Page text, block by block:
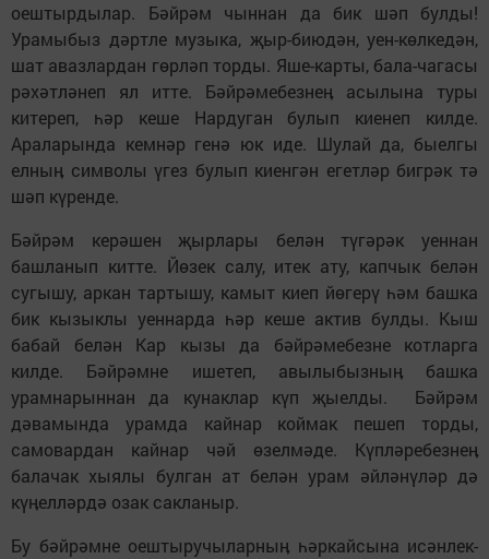
оештырдылар. Бәйрәм чыннан да бик шәп булды!
Урамыбыз дәртле музыка, җыр-биюдән, уен-көлкедән,
шат авазлардан гөрләп торды. Яше-карты, бала-чагасы
рәхәтләнеп ял итте. Бәйрәмебезнеӊ асылына туры
китереп, һәр кеше Нардуган булып киенеп килде.
Араларында кемнәр генә юк иде. Шулай да, быелгы
елныӊ символы үгез булып киенгән егетләр бигрәк тә
шәп күренде.
Бәйрәм керәшен җырлары белән түгәрәк уеннан
башланып китте. Йөзек салу, итек ату, капчык белән
сугышу, аркан тартышу, камыт киеп йөгерү һәм башка
бик кызыклы уеннарда һәр кеше актив булды. Кыш
бабай белән Кар кызы да бәйрәмебезне котларга
килде. Бәйрәмне ишетеп, авылыбызныӊ башка
урамнарыннан да кунаклар күп җыелды. Бәйрәм
дәвамында урамда кайнар коймак пешеп торды,
самовардан кайнар чәй өзелмәде. Күпләребезнеӊ
балачак хыялы булган ат белән урам әйләнүләр дә
күӊелләрдә озак сакланыр.
Бу бәйрәмне оештыручыларныӊ һәркайсына исәнлек-